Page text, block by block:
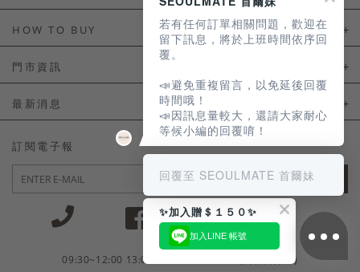
HOW TO BUY
如何購買
會員常見問題
訂單常見問題
商品售後服務
電子發票
門市資訊
門市資訊
最新消息
LINE官方會員活動
訂閱電子報
JOIN
09:30~12:00 13:00~18:30 / Mon - Fri(例假日除外)
✨加入贈＄１５０✨
加入LINE 帳號
若有任何訂單相關問題，歡迎在
留下訊息，將於上班時間依序回
覆。
📣避免重複留言，以免延後回覆
時間哦！
📣因訊息量較大，還請大家耐心
等候小編的回覆唷！
回覆至 SEOULMATE 首爾妹